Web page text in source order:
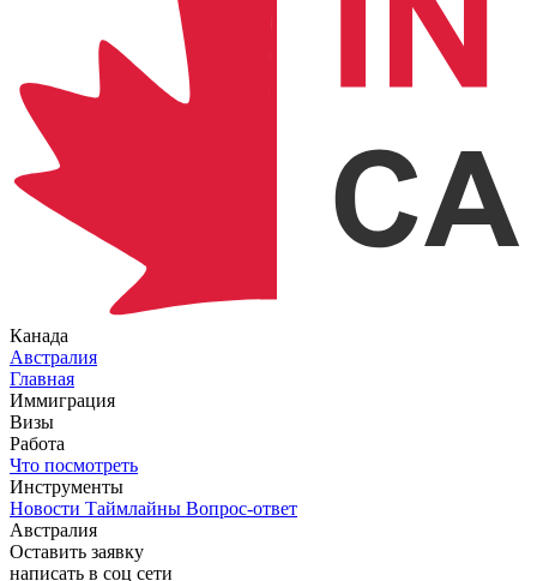
Канада
Австралия
Главная
Иммиграция
Визы
Работа
Что посмотреть
Инструменты
Новости Таймлайны Вопрос-ответ
Австралия
Оставить заявку
написать в соц сети